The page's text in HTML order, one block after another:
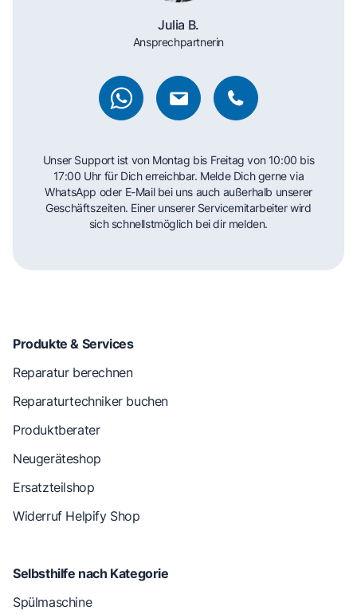
Julia B.
Ansprechpartnerin
Unser Support ist von Montag bis Freitag von 10:00 bis
17:00 Uhr für Dich erreichbar. Melde Dich gerne via
WhatsApp oder E-Mail bei uns auch außerhalb unserer
Geschäftszeiten. Einer unserer Servicemitarbeiter wird
sich schnellstmöglich bei dir melden.
Produkte & Services
Reparatur berechnen
Reparaturtechniker buchen
Produktberater
Neugeräteshop
Ersatzteilshop
Widerruf Helpify Shop
Selbsthilfe nach Kategorie
Spülmaschine